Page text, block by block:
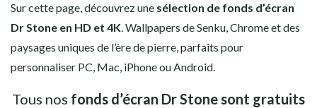
Sur cette page, découvrez une sélection de fonds d’écran
Dr Stone en HD et 4K. Wallpapers de Senku, Chrome et des
paysages uniques de l’ère de pierre, parfaits pour
personnaliser PC, Mac, iPhone ou Android.
Tous nos fonds d’écran Dr Stone sont gratuits
DEMON SLAYER
DR STONE